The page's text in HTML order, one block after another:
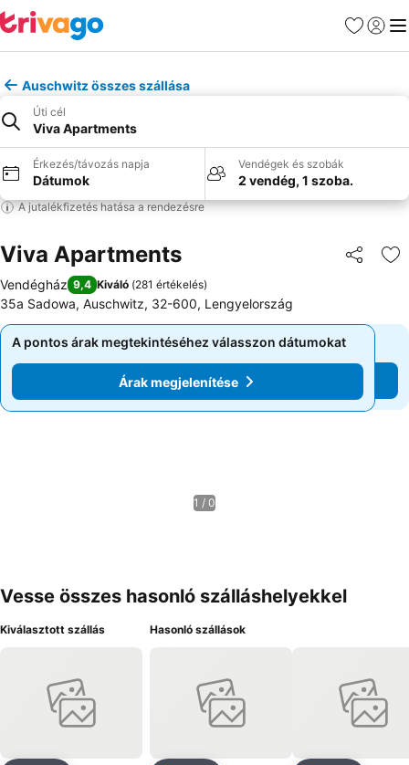
Kedvencek
Auschwitz összes szállása
Úti cél
Viva Apartments
Érkezés/távozás napja
Dátumok
Vendégek és szobák
2 vendég, 1 szoba.
A jutalékfizetés hatása a rendezésre
Viva Apartments
Vendégház 9,4 Kiváló (281 értékelés)
35a Sadowa, Auschwitz, 32-600, Lengyelország
A pontos árak megtekintéséhez válasszon dátumokat
Árak megjelenítése
A pontos árak megtekintéséhez válasszon dátumokat
Árak megjelenítése
1 / 0
Vesse összes hasonló szálláshelyekkel
Kiválasztott szállás Hasonló szállások